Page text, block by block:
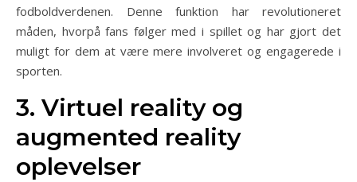
fodboldverdenen. Denne funktion har revolutioneret
måden, hvorpå fans følger med i spillet og har gjort det
muligt for dem at være mere involveret og engagerede i
sporten.
3. Virtuel reality og
augmented reality
oplevelser